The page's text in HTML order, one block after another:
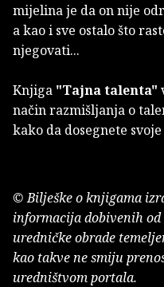
mijelina je da on nije
a kao i sve ostalo što
njegovati...
Knjiga "Tajna talenta"
način razmišljanja o
kako da dosegnete
© Bilješke o knjigama
informacija dobivenih
uredničke obrade
kao takve ne smiju
uredništvom portala.